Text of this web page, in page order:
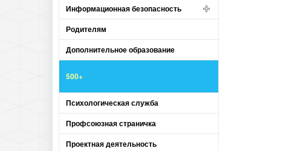
Информационная безопасность
Родителям
Дополнительное образование
500+
Психологическая служба
Профсоюзная страничка
Проектная деятельность